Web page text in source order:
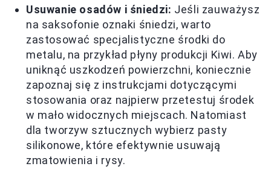
Usuwanie osadów i śniedzi: Jeśli zauważysz
na saksofonie oznaki śniedzi, warto
zastosować specjalistyczne środki do
metalu, na przykład płyny produkcji Kiwi. Aby
uniknąć uszkodzeń powierzchni, koniecznie
zapoznaj się z instrukcjami dotyczącymi
stosowania oraz najpierw przetestuj środek
w mało widocznych miejscach. Natomiast
dla tworzyw sztucznych wybierz pasty
silikonowe, które efektywnie usuwają
zmatowienia i rysy.